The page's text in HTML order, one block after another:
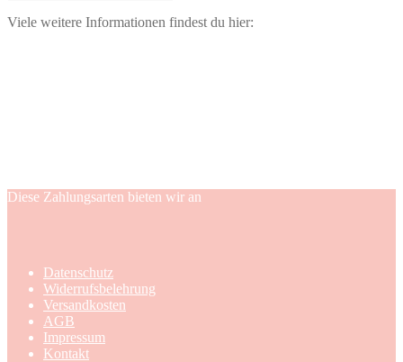
Viele weitere Informationen findest du hier:
Diese Zahlungsarten bieten wir an
Datenschutz
Widerrufsbelehrung
Versandkosten
AGB
Impressum
Kontakt